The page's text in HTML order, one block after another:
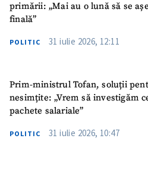
primării: „Mai au o lună să se
finală”
POLITIC 31 iulie 2026, 12:11
Prim-ministrul Tofan, soluții
nesimțite: „Vrem să investigăm
pachete salariale”
POLITIC 31 iulie 2026, 10:47